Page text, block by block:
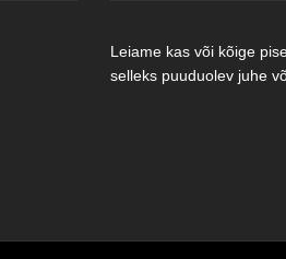
Leiame kas või kõige
selleks puuduolev juhe